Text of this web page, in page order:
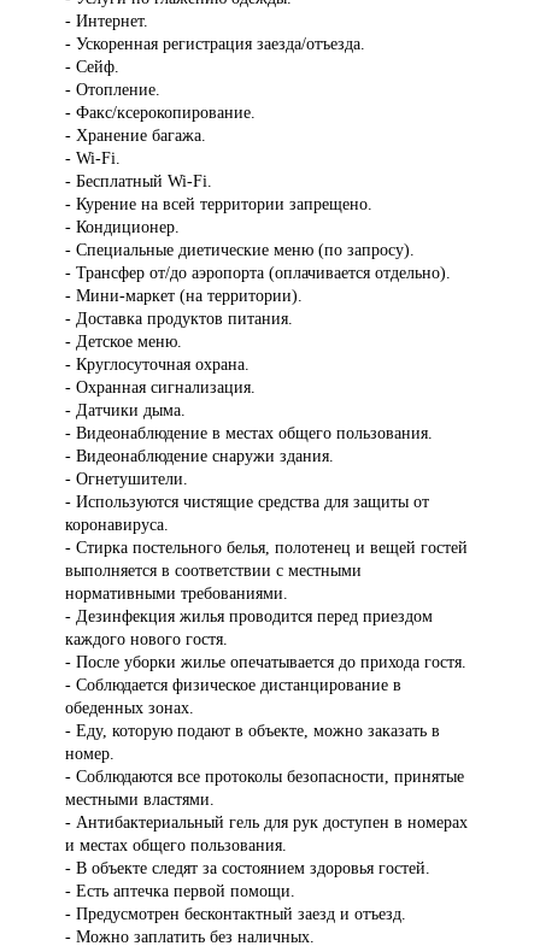
- Интернет.
- Ускоренная регистрация заезда/отъезда.
- Сейф.
- Отопление.
- Факс/ксерокопирование.
- Хранение багажа.
- Wi-Fi.
- Бесплатный Wi-Fi.
- Курение на всей территории запрещено.
- Кондиционер.
- Специальные диетические меню (по запросу).
- Трансфер от/до аэропорта (оплачивается отдельно).
- Мини-маркет (на территории).
- Доставка продуктов питания.
- Детское меню.
- Круглосуточная охрана.
- Охранная сигнализация.
- Датчики дыма.
- Видеонаблюдение в местах общего пользования.
- Видеонаблюдение снаружи здания.
- Огнетушители.
- Используются чистящие средства для защиты от
коронавируса.
- Стирка постельного белья, полотенец и вещей гостей
выполняется в соответствии с местными
нормативными требованиями.
- Дезинфекция жилья проводится перед приездом
каждого нового гостя.
- После уборки жилье опечатывается до прихода гостя.
- Соблюдается физическое дистанцирование в
обеденных зонах.
- Еду, которую подают в объекте, можно заказать в
номер.
- Соблюдаются все протоколы безопасности, принятые
местными властями.
- Антибактериальный гель для рук доступен в номерах
и местах общего пользования.
- В объекте следят за состоянием здоровья гостей.
- Есть аптечка первой помощи.
- Предусмотрен бесконтактный заезд и отъезд.
- Можно заплатить без наличных.